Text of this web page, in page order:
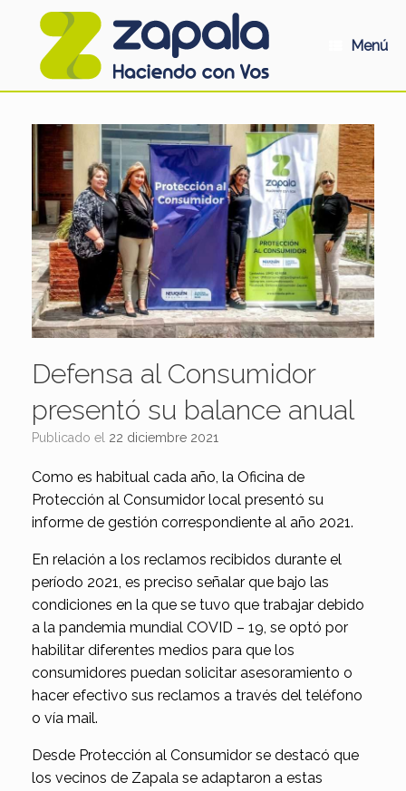
Menú
Defensa al Consumidor
presentó su balance anual
Publicado el 22 diciembre 2021
Como es habitual cada año, la Oficina de
Protección al Consumidor local presentó su
informe de gestión correspondiente al año 2021.
En relación a los reclamos recibidos durante el
período 2021, es preciso señalar que bajo las
condiciones en la que se tuvo que trabajar debido
a la pandemia mundial COVID – 19, se optó por
habilitar diferentes medios para que los
consumidores puedan solicitar asesoramiento o
hacer efectivo sus reclamos a través del teléfono
o vía mail.
Desde Protección al Consumidor se destacó que
los vecinos de Zapala se adaptaron a estas